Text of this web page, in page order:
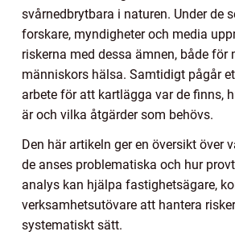
svårnedbrytbara i naturen. Under de
forskare, myndigheter och media
riskerna med dessa ämnen, både för
människors hälsa. Samtidigt pågår
arbete för att kartlägga var de finns,
är och vilka åtgärder som behövs.
Den här artikeln ger en översikt över
de anses problematiska och hur
analys kan hjälpa fastighetsägare,
verksamhetsutövare att hantera
systematiskt sätt.